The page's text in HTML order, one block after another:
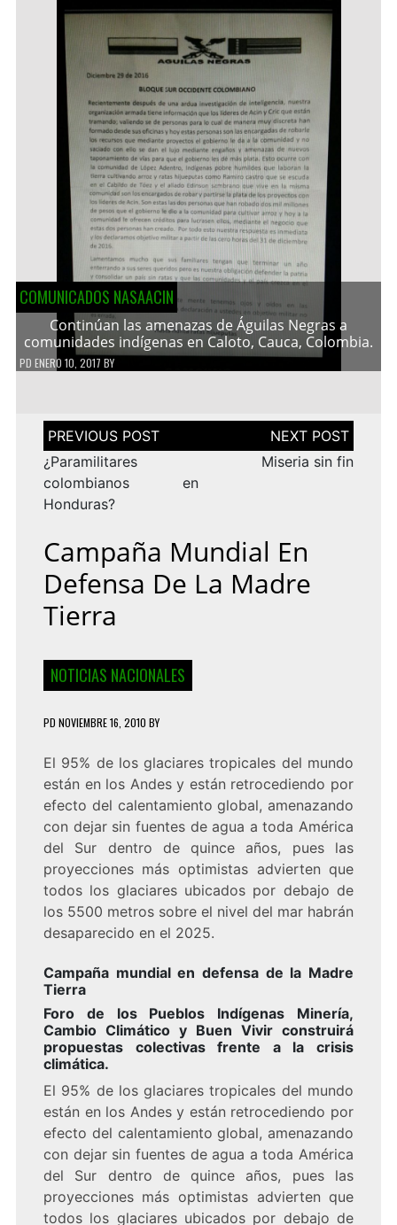
COMUNICADOS NASAACIN
Continúan las amenazas de Águilas Negras a
comunidades indígenas en Caloto, Cauca, Colombia.
PD ENERO 10, 2017 BY
Navegación
de
entradas
¿Paramilitares
colombianos en
Honduras?
Miseria sin fin
Campaña Mundial En
Defensa De La Madre
Tierra
NOTICIAS NACIONALES
PD NOVIEMBRE 16, 2010 BY
El 95% de los glaciares tropicales del mundo
están en los Andes y están retrocediendo por
efecto del calentamiento global, amenazando
con dejar sin fuentes de agua a toda América
del Sur dentro de quince años, pues las
proyecciones más optimistas advierten que
todos los glaciares ubicados por debajo de
los 5500 metros sobre el nivel del mar habrán
desaparecido en el 2025.
Campaña mundial en defensa de la Madre
Tierra
Foro de los Pueblos Indígenas Minería,
Cambio Climático y Buen Vivir construirá
propuestas colectivas frente a la crisis
climática.
El 95% de los glaciares tropicales del mundo
están en los Andes y están retrocediendo por
efecto del calentamiento global, amenazando
con dejar sin fuentes de agua a toda América
del Sur dentro de quince años, pues las
proyecciones más optimistas advierten que
todos los glaciares ubicados por debajo de